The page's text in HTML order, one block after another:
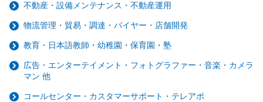
不動産・設備メンテナンス・不動産運用
物流管理・貿易・調達・バイヤー・店舗開発
教育・日本語教師・幼稚園・保育園・塾
広告・エンターテイメント・フォトグラファー・音楽・カメラ
マン 他
コールセンター・カスタマーサポート・テレアポ